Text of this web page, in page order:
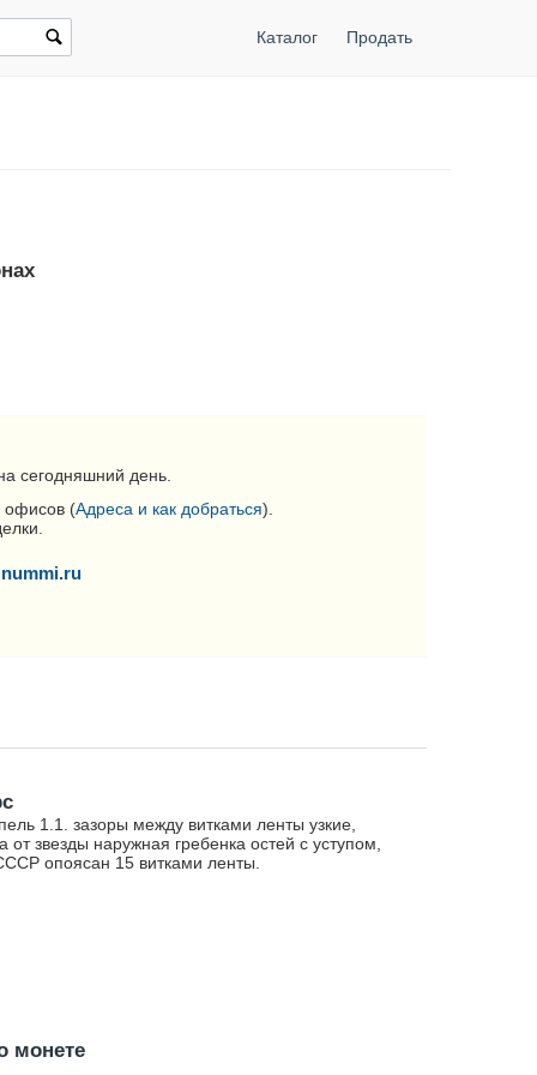
Каталог Продать
сегодняшний день.
офисов (Адреса и как добраться).
1.1. зазоры между витками ленты узкие,
от звезды наружная гребенка остей с уступом,
опоясан 15 витками ленты.
монете